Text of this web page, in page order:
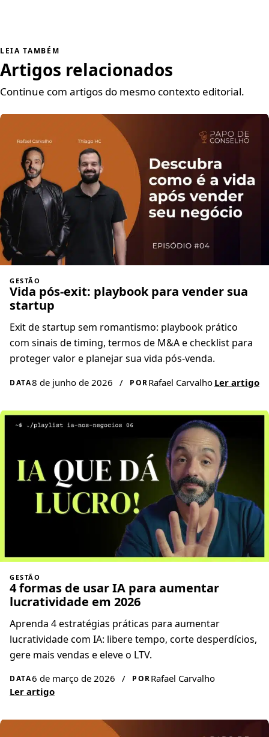
LEIA TAMBÉM
Artigos relacionados
Continue com artigos do mesmo contexto editorial.
GESTÃO
Vida pós-exit: playbook para vender sua
startup
Exit de startup sem romantismo: playbook prático
com sinais de timing, termos de M&A e checklist para
proteger valor e planejar sua vida pós-venda.
DATA8 de junho de 2026 / PORRafael Carvalho Ler artigo
GESTÃO
4 formas de usar IA para aumentar
lucratividade em 2026
Aprenda 4 estratégias práticas para aumentar
lucratividade com IA: libere tempo, corte desperdícios,
gere mais vendas e eleve o LTV.
DATA6 de março de 2026 / PORRafael Carvalho
Ler artigo